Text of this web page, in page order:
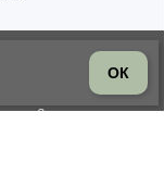
нови модели и
ОК